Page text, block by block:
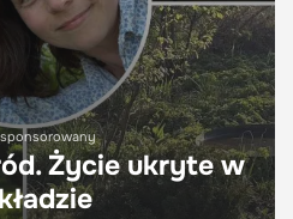
sponsorowany
Życie ukryte w